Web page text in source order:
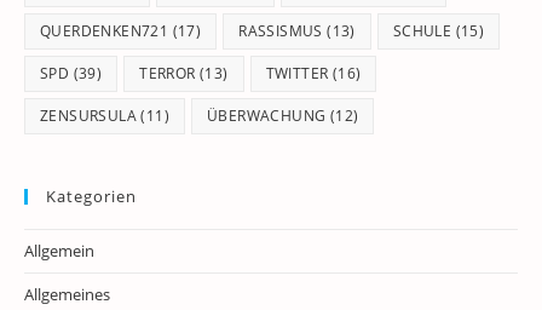
QUERDENKEN721 (17) RASSISMUS (13) SCHULE (15)
SPD (39) TERROR (13) TWITTER (16)
ZENSURSULA(11) ÜBERWACHUNG (12)
Kategorien
Allgemein
Allgemeines